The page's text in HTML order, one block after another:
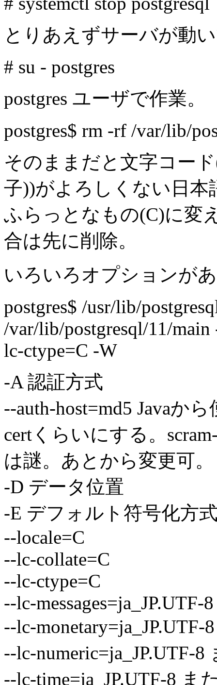
とりあえずサーバが動
# su - postgres
postgres ユーザで作業。
postgres$ rm -rf /var/lib/
そのままだと文字コー
子))がよろしくない日本
ふらっとなもの(C)に変
合は先に削除。
いろいろオプションが
postgres$ /usr/lib/
/var/lib/postgresql/11/
lc-ctype=C -W
-A 認証方式
--auth-host=md5 Javaか
certくらいにする。
は謎。あとから変更可。
-D データ位置
-E デフォルト符号化方
--locale=C
--lc-collate=C
--lc-ctype=C
--lc-messages=ja_JP.UTF-8
--lc-monetary=ja_JP.UTF-
--lc-numeric=ja_JP.UTF-8
--lc-time=ja_JP.UTF-8 ま